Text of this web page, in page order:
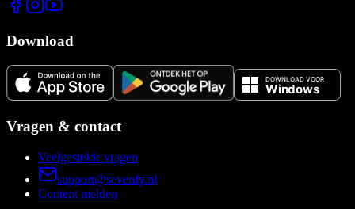
Download
Vragen & contact
Veelgestelde vragen
support@sevenfy.nl
Content melden